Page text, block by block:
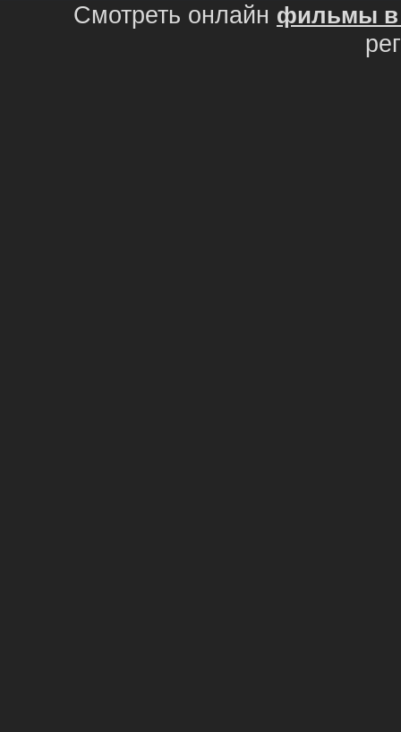
Смотреть онлайн фильмы в